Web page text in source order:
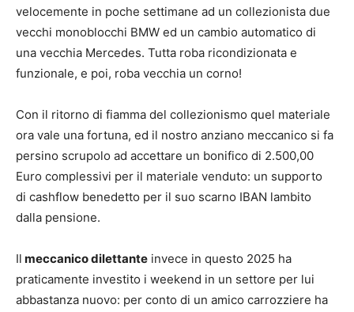
velocemente in poche settimane ad un collezionista due
vecchi monoblocchi BMW ed un cambio automatico di
una vecchia Mercedes. Tutta roba ricondizionata e
funzionale, e poi, roba vecchia un corno!
Con il ritorno di fiamma del collezionismo quel materiale
ora vale una fortuna, ed il nostro anziano meccanico si fa
persino scrupolo ad accettare un bonifico di 2.500,00
Euro complessivi per il materiale venduto: un supporto
di cashflow benedetto per il suo scarno IBAN lambito
dalla pensione.
Il meccanico dilettante invece in questo 2025 ha
praticamente investito i weekend in un settore per lui
abbastanza nuovo: per conto di un amico carrozziere ha